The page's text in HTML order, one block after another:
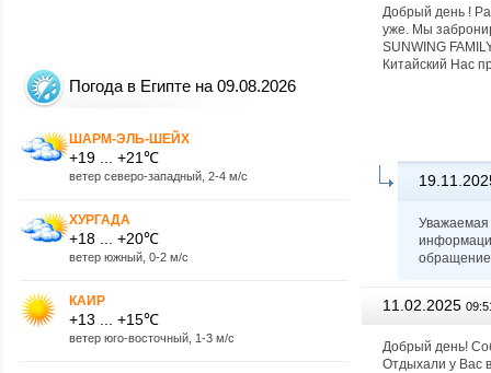
Погода в Египте на 09.08.2026
ШАРМ-ЭЛЬ-ШЕЙХ
+19 ... +21℃
ветер северо-западный, 2-4 м/с
ХУРГАДА
+18 ... +20℃
ветер южный, 0-2 м/с
КАИР
+13 ... +15℃
ветер юго-восточный, 1-3 м/с
Добрый день !
уже. Мы
SUNWING
Китайский Нас
Уважаемая
11.02.2025
Добрый день!
Отдыхали у Вас